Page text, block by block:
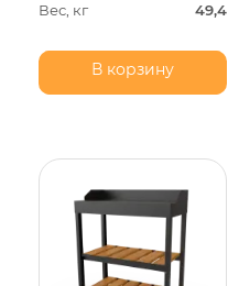
Вес, кг 49,4
В корзину